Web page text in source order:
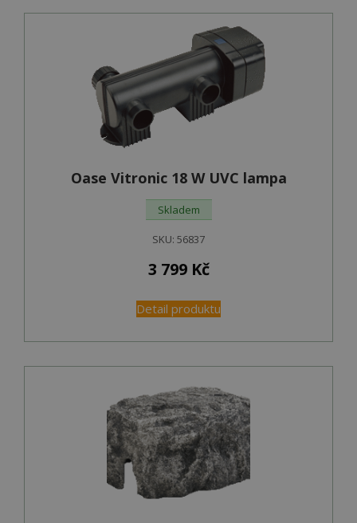
Oase Vitronic 18 W UVC lampa
Skladem
SKU: 56837
3 799 Kč
Detail produktu